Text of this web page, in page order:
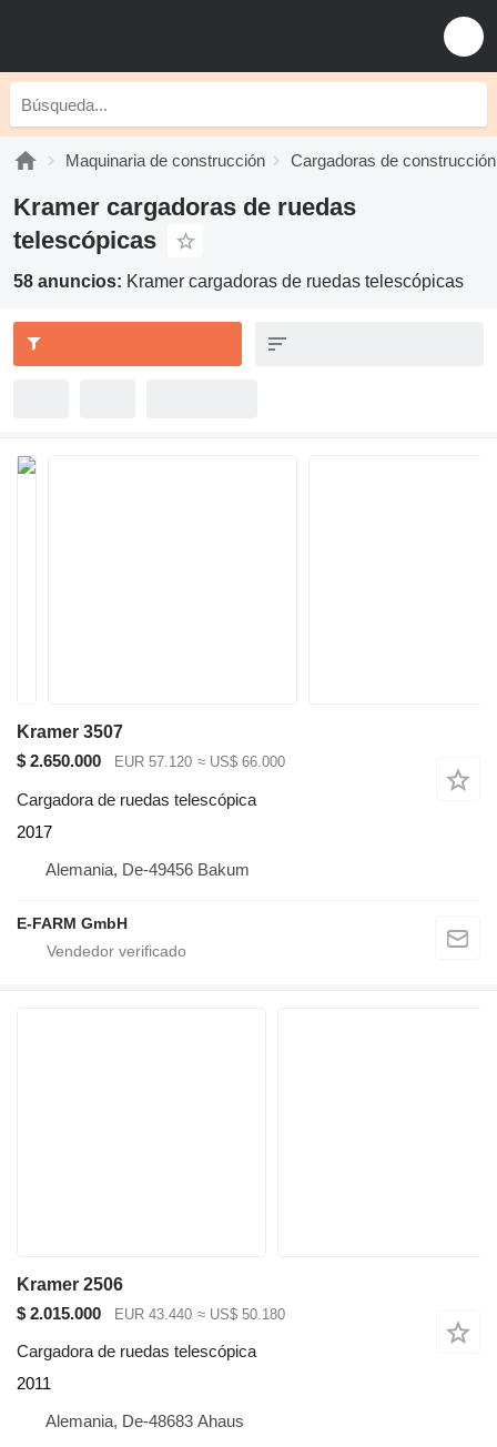
Maquinaria de construcción Cargadoras de construcción
Kramer cargadoras de ruedas
telescópicas
58 anuncios: Kramer cargadoras de ruedas telescópicas
Kramer 3507
$ 2.650.000
EUR 57.120 ≈ US$ 66.000
Cargadora de ruedas telescópica
2017
Alemania, De-49456 Bakum
E-FARM GmbH
Kramer 2506
$ 2.015.000
EUR 43.440 ≈ US$ 50.180
Cargadora de ruedas telescópica
2011
Alemania, De-48683 Ahaus